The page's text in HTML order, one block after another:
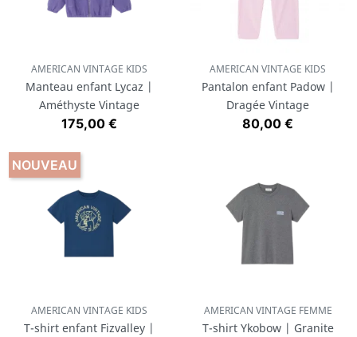
AMERICAN VINTAGE KIDS
Manteau enfant Lycaz |
Améthyste Vintage
Prix
175,00 €
AMERICAN VINTAGE KIDS
Pantalon enfant Padow |
Dragée Vintage
Prix
80,00 €
AMERICAN VINTAGE KIDS
T-shirt enfant Fizvalley |
NOUVEAU
AMERICAN VINTAGE FEMME
T-shirt Ykobow | Granite